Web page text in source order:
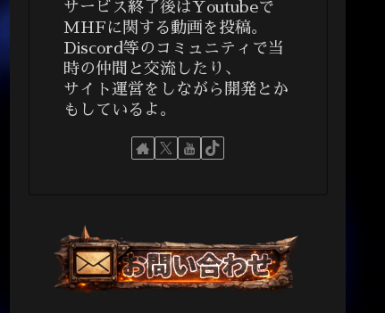
サービス終了後はYoutubeで
MHFに関する動画を投稿。
Discord等のコミュニティで当
時の仲間と交流したり、
サイト運営をしながら開発とか
もしているよ。